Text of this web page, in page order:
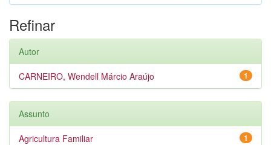
Refinar
Autor
1
CARNEIRO, Wendell Márcio Araújo
Assunto
1
Agricultura Familiar